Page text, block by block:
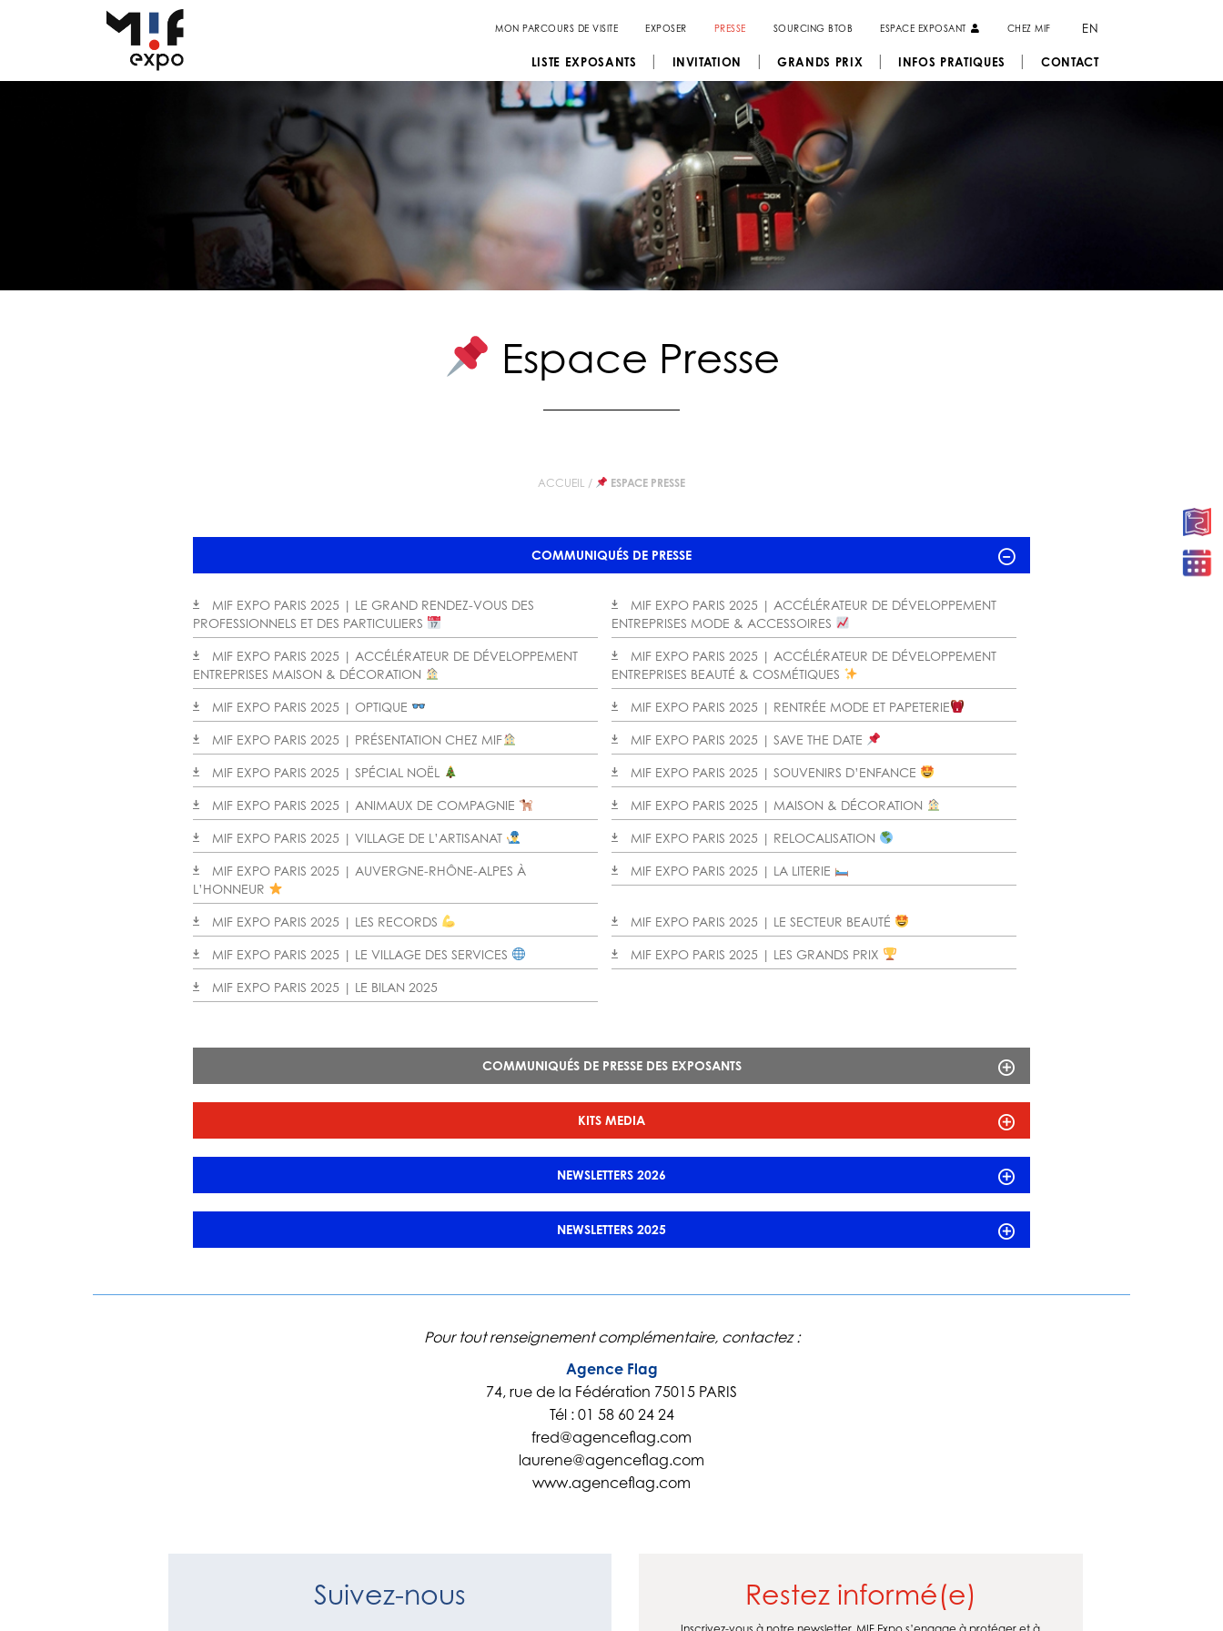
MON PARCOURS DE VISITE EXPOSER PRESSE SOURCING BTOB ESPACE EXPOSANT CHEZ MIF EN
LISTE EXPOSANTS INVITATION GRANDS PRIX INFOS PRATIQUES CONTACT
Espace Presse
ACCUEIL / ESPACE PRESSE
COMMUNIQUÉS DE PRESSE
MIF EXPO PARIS 2025 | LE GRAND RENDEZ-VOUS DES
PROFESSIONNELS ET DES PARTICULIERS
MIF EXPO PARIS 2025 | ACCÉLÉRATEUR DE DÉVELOPPEMENT
ENTREPRISES MODE & ACCESSOIRES
MIF EXPO PARIS 2025 | ACCÉLÉRATEUR DE DÉVELOPPEMENT
ENTREPRISES MAISON & DÉCORATION
MIF EXPO PARIS 2025 | ACCÉLÉRATEUR DE DÉVELOPPEMENT
ENTREPRISES BEAUTÉ & COSMÉTIQUES
MIF EXPO PARIS 2025 | OPTIQUE MIF EXPO PARIS 2025 | RENTRÉE MODE ET PAPETERIE
MIF EXPO PARIS 2025 | PRÉSENTATION CHEZ MIF MIF EXPO PARIS 2025 | SAVE THE DATE
MIF EXPO PARIS 2025 | SPÉCIAL NOËL MIF EXPO PARIS 2025 | SOUVENIRS D’ENFANCE
MIF EXPO PARIS 2025 | ANIMAUX DE COMPAGNIE MIF EXPO PARIS 2025 | MAISON & DÉCORATION
MIF EXPO PARIS 2025 | VILLAGE DE L’ARTISANAT MIF EXPO PARIS 2025 | RELOCALISATION
MIF EXPO PARIS 2025 | AUVERGNE-RHÔNE-ALPES À
L’HONNEUR
MIF EXPO PARIS 2025 | LA LITERIE
MIF EXPO PARIS 2025 | LES RECORDS MIF EXPO PARIS 2025 | LE SECTEUR BEAUTÉ
MIF EXPO PARIS 2025 | LE VILLAGE DES SERVICES MIF EXPO PARIS 2025 | LES GRANDS PRIX
MIF EXPO PARIS 2025 | LE BILAN 2025
COMMUNIQUÉS DE PRESSE DES EXPOSANTS
KITS MEDIA
NEWSLETTERS 2026
NEWSLETTERS 2025
Pour tout renseignement complémentaire, contactez :
Agence Flag
74, rue de la Fédération 75015 PARIS
Tél : 01 58 60 24 24
fred@agenceflag.com
laurene@agenceflag.com
www.agenceflag.com
Suivez-nous Restez informé(e)
Inscrivez-vous à notre newsletter. MIF Expo s’engage à protéger et à